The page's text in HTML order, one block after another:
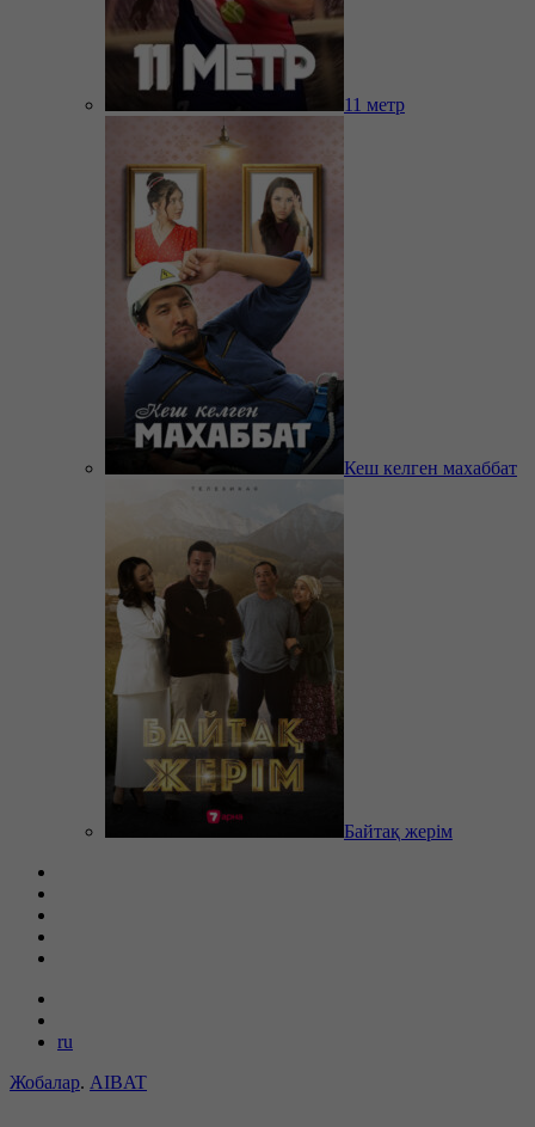
11 метр
Кеш келген махаббат
Байтақ жерім
ru
Жобалар. AIBAT